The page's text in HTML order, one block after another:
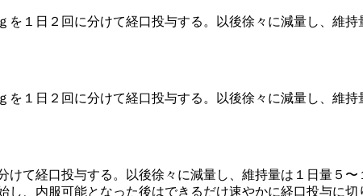
１日２回に分けて経口投与する。以後徐々に減量し、維
１日２回に分けて経口投与する。以後徐々に減量し、維
て経口投与する。以後徐々に減量し、維持量は１日量５
、内服可能となった後はできるだけ速やかに経口投与に切